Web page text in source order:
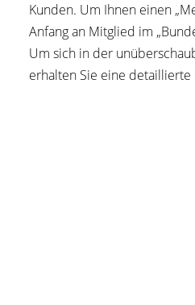
Kunden. Um Ihnen einen
Anfang an Mitglied im
Um sich in der
erhalten Sie eine detaillierte